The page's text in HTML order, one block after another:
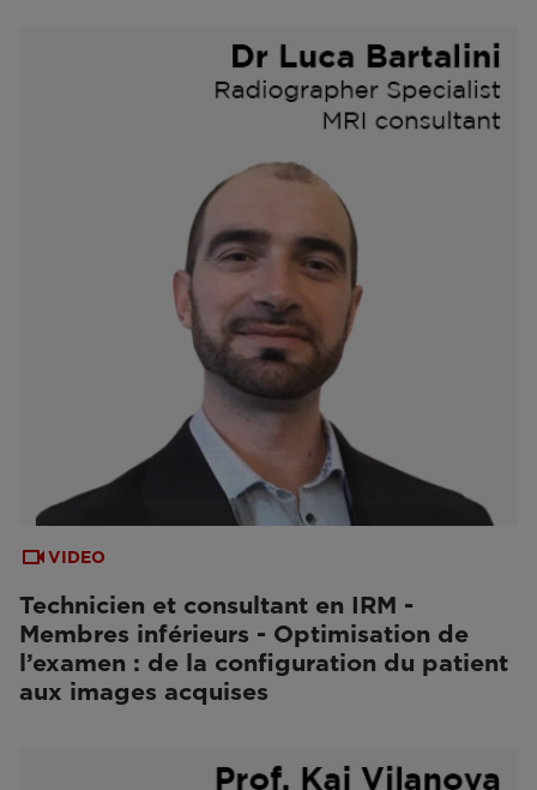
VIDEO
Technicien et consultant en IRM -
Membres inférieurs - Optimisation de
l’examen : de la configuration du patient
aux images acquises